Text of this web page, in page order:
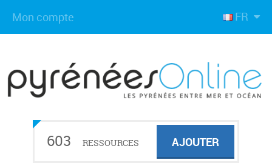
FR
Mon compte
603 RESSOURCES AJOUTER